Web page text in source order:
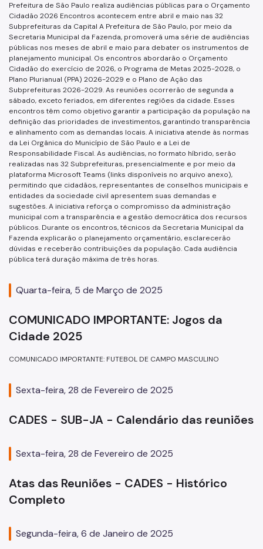
Prefeitura de São Paulo realiza audiências públicas para o Orçamento
Cidadão 2026 Encontros acontecem entre abril e maio nas 32
Subprefeituras da Capital A Prefeitura de São Paulo, por meio da
Secretaria Municipal da Fazenda, promoverá uma série de audiências
públicas nos meses de abril e maio para debater os instrumentos de
planejamento municipal. Os encontros abordarão o Orçamento
Cidadão do exercício de 2026, o Programa de Metas 2025-2028, o
Plano Plurianual (PPA) 2026-2029 e o Plano de Ação das
Subprefeituras 2026-2029. As reuniões ocorrerão de segunda a
sábado, exceto feriados, em diferentes regiões da cidade. Esses
encontros têm como objetivo garantir a participação da população na
definição das prioridades de investimentos, garantindo transparência
e alinhamento com as demandas locais. A iniciativa atende às normas
da Lei Orgânica do Município de São Paulo e a Lei de
Responsabilidade Fiscal. As audiências, no formato híbrido, serão
realizadas nas 32 Subprefeituras, presencialmente e por meio da
plataforma Microsoft Teams (links disponíveis no arquivo anexo),
permitindo que cidadãos, representantes de conselhos municipais e
entidades da sociedade civil apresentem suas demandas e
sugestões. A iniciativa reforça o compromisso da administração
municipal com a transparência e a gestão democrática dos recursos
públicos. Durante os encontros, técnicos da Secretaria Municipal da
Fazenda explicarão o planejamento orçamentário, esclarecerão
dúvidas e receberão contribuições da população. Cada audiência
pública terá duração máxima de três horas.
Quarta-feira, 5 de Março de 2025
COMUNICADO IMPORTANTE: Jogos da
Cidade 2025
COMUNICADO IMPORTANTE: FUTEBOL DE CAMPO MASCULINO
Sexta-feira, 28 de Fevereiro de 2025
CADES - SUB-JA - Calendário das reuniões
Sexta-feira, 28 de Fevereiro de 2025
Atas das Reuniões - CADES - Histórico
Completo
Segunda-feira, 6 de Janeiro de 2025